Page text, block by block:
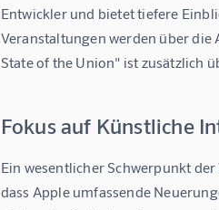
Entwickler und bietet tiefere
Veranstaltungen werden über
State of the Union" ist zusätzlich
Fokus auf Künstliche
Ein wesentlicher Schwerpunkt
dass Apple umfassende